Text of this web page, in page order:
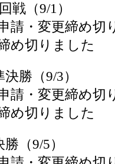
戦（9/1）
申請・変更締め切
め切りました
決勝（9/3）
申請・変更締め切
め切りました
勝（9/5）